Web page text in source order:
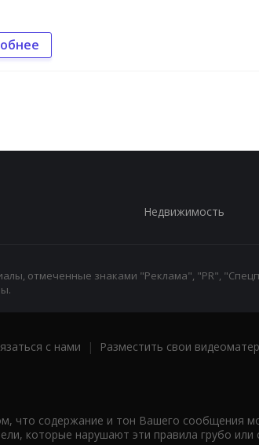
Недвижимость
отмеченные знаками "Реклама", "PR",
с нами | Разместить свои
что содержание и тон Вашего сообщения
которые нарушают эти правила грубо или